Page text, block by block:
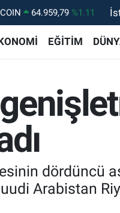
64.959,79 %1.11
47,7436
%0.18
ALTIN
6660.55 %0.03
BİST100
13.779 %-14
EĞİTİM
dördüncü
Arabistan